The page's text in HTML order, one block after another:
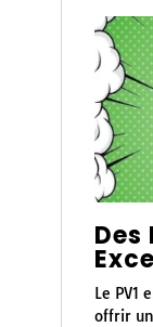
Des
Le PV1
offrir